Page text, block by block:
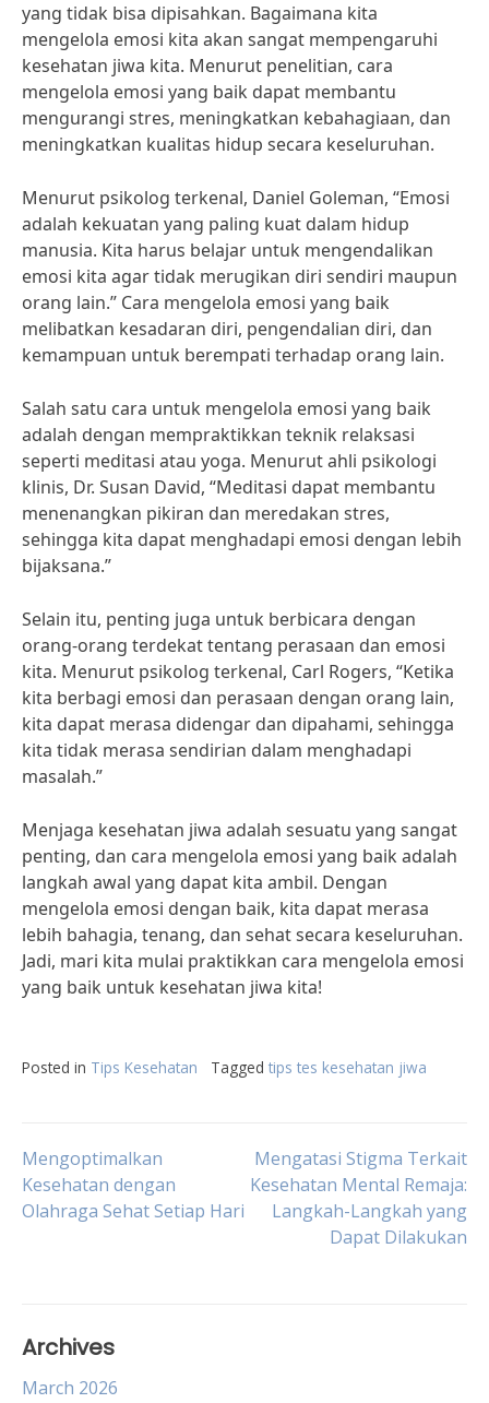
yang tidak bisa dipisahkan. Bagaimana kita
mengelola emosi kita akan sangat mempengaruhi
kesehatan jiwa kita. Menurut penelitian, cara
mengelola emosi yang baik dapat membantu
mengurangi stres, meningkatkan kebahagiaan, dan
meningkatkan kualitas hidup secara keseluruhan.
Menurut psikolog terkenal, Daniel Goleman, “Emosi
adalah kekuatan yang paling kuat dalam hidup
manusia. Kita harus belajar untuk mengendalikan
emosi kita agar tidak merugikan diri sendiri maupun
orang lain.” Cara mengelola emosi yang baik
melibatkan kesadaran diri, pengendalian diri, dan
kemampuan untuk berempati terhadap orang lain.
Salah satu cara untuk mengelola emosi yang baik
adalah dengan mempraktikkan teknik relaksasi
seperti meditasi atau yoga. Menurut ahli psikologi
klinis, Dr. Susan David, “Meditasi dapat membantu
menenangkan pikiran dan meredakan stres,
sehingga kita dapat menghadapi emosi dengan lebih
bijaksana.”
Selain itu, penting juga untuk berbicara dengan
orang-orang terdekat tentang perasaan dan emosi
kita. Menurut psikolog terkenal, Carl Rogers, “Ketika
kita berbagi emosi dan perasaan dengan orang lain,
kita dapat merasa didengar dan dipahami, sehingga
kita tidak merasa sendirian dalam menghadapi
masalah.”
Menjaga kesehatan jiwa adalah sesuatu yang sangat
penting, dan cara mengelola emosi yang baik adalah
langkah awal yang dapat kita ambil. Dengan
mengelola emosi dengan baik, kita dapat merasa
lebih bahagia, tenang, dan sehat secara keseluruhan.
Jadi, mari kita mulai praktikkan cara mengelola emosi
yang baik untuk kesehatan jiwa kita!
Posted in Tips Kesehatan Tagged tips tes kesehatan jiwa
Post
navigation
Mengoptimalkan
Kesehatan dengan
Olahraga Sehat Setiap Hari
Mengatasi Stigma Terkait
Kesehatan Mental Remaja:
Langkah-Langkah yang
Dapat Dilakukan
Archives
March 2026